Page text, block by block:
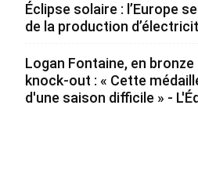
Éclipse solaire : l’Europe
de la production
Logan Fontaine, en
knock-out : « Cette
d'une saison difficile » -